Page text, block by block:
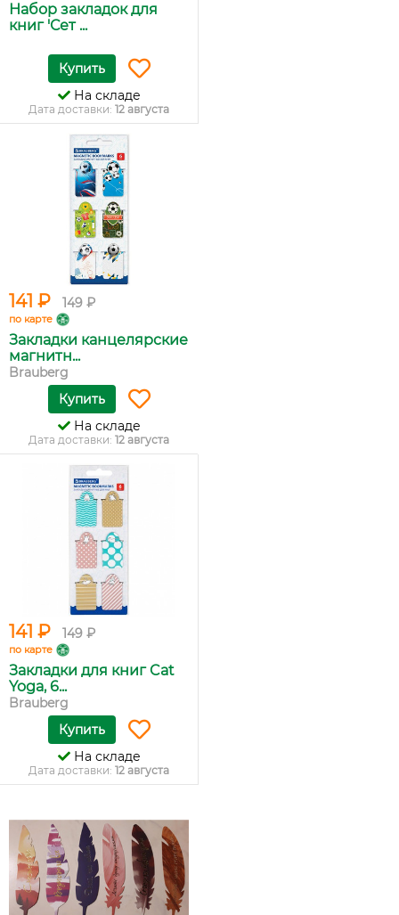
Набор закладок для
книг 'Сет ...
Купить
На складе
Дата доставки: 12 августа
141 ₽ 149 ₽
по карте
Закладки канцелярские
магнитн...
Brauberg
Купить
На складе
Дата доставки: 12 августа
141 ₽ 149 ₽
по карте
Закладки для книг Cat
Yoga, 6...
Brauberg
Купить
На складе
Дата доставки: 12 августа